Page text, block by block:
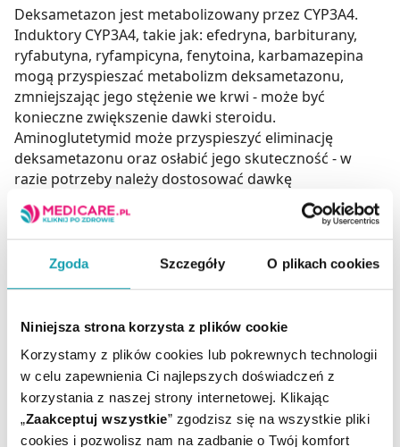
Zgoda Szczegóły O plikach cookies
Niniejsza strona korzysta z plików cookie
Korzystamy z plików cookies lub pokrewnych technologii
w celu zapewnienia Ci najlepszych doświadczeń z
korzystania z naszej strony internetowej. Klikając
„Zaakceptuj wszystkie” zgodzisz się na wszystkie pliki
cookies i pozwolisz nam na zadbanie o Twój komfort
Deksametazon jest metabolizowany przez CYP3A4.
Induktory CYP3A4, takie jak: efedryna, barbiturany,
ryfabutyna, ryfampicyna, fenytoina, karbamazepina
mogą przyspieszać metabolizm deksametazonu,
zmniejszając jego stężenie we krwi - może być
konieczne zwiększenie dawki steroidu.
Aminoglutetymid może przyspieszyć eliminację
deksametazonu oraz osłabić jego skuteczność - w
razie potrzeby należy dostosować dawkę
deksametazonu. Żywice wiążące kwasy żółciowe, takie
jak cholestyramina, mogą ograniczać absorpcję
deksametazonu. Stosowane objawowo leki
gastrologiczne, zobojętniające kwas żołądkowy, węgiel
co najmniej 2 h przerwy. Inhibitory CYP3A4, takie jak:
inhibitory proteazy HIV (np. rytonawir), a także
antybiotyki makrolidowe (np. erytromycyna) mogą
zmniejszać klirensu deksametazonu, zwiększając jego
stężenie we krwi - może być konieczne zmniejszenie